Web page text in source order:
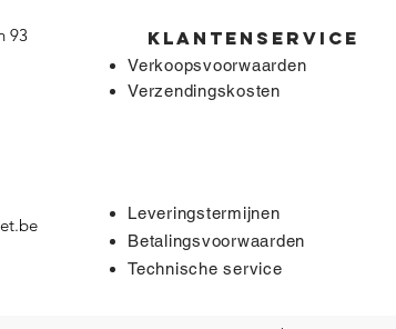
93
KLANTENSERVICE
Verkoopsvoorwaarden
Verzendingskosten
Leveringstermijnen
Betalingsvoorwaarden
Technische service